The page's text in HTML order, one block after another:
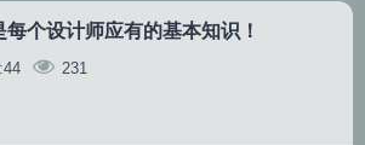
个设计师应有的基本知识！
231